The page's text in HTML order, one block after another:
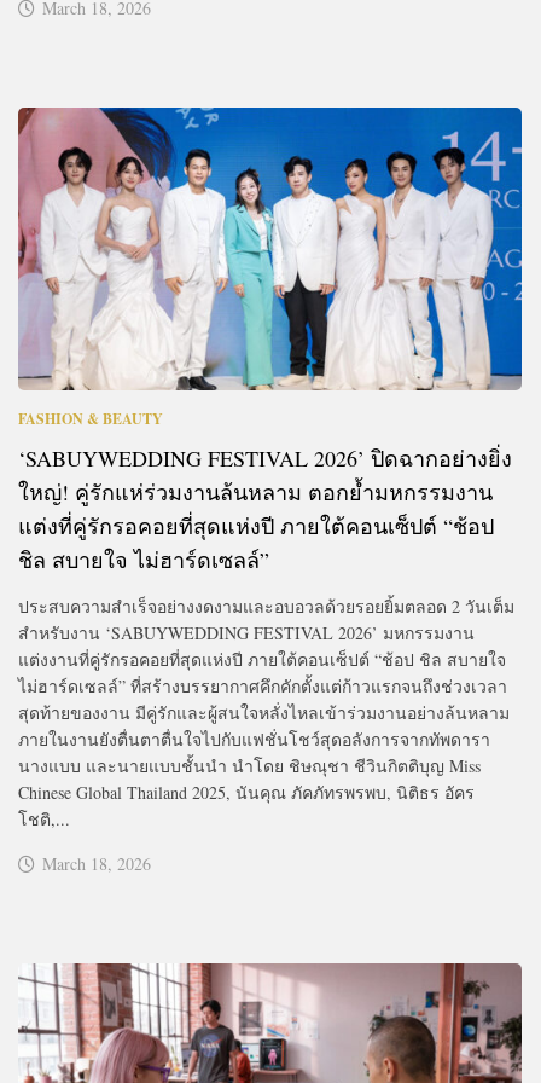
March 18, 2026
FASHION & BEAUTY
‘SABUYWEDDING FESTIVAL 2026’ ปิดฉากอย่างยิ่ง
ใหญ่! คู่รักแห่ร่วมงานล้นหลาม ตอกย้ำมหกรรมงาน
แต่งที่คู่รักรอคอยที่สุดแห่งปี ภายใต้คอนเซ็ปต์ “ช้อป
ชิล สบายใจ ไม่ฮาร์ดเซลล์”
ประสบความสำเร็จอย่างงดงามและอบอวลด้วยรอยยิ้มตลอด 2 วันเต็ม
สำหรับงาน ‘SABUYWEDDING FESTIVAL 2026’ มหกรรมงาน
แต่งงานที่คู่รักรอคอยที่สุดแห่งปี ภายใต้คอนเซ็ปต์ “ช้อป ชิล สบายใจ
ไม่ฮาร์ดเซลล์” ที่สร้างบรรยากาศคึกคักตั้งแต่ก้าวแรกจนถึงช่วงเวลา
สุดท้ายของงาน มีคู่รักและผู้สนใจหลั่งไหลเข้าร่วมงานอย่างล้นหลาม
ภายในงานยังตื่นตาตื่นใจไปกับแฟชั่นโชว์สุดอลังการจากทัพดารา
นางแบบ และนายแบบชั้นนำ นำโดย ชิษณุชา ชีวินกิตติบุญ Miss
Chinese Global Thailand 2025, นันคุณ ภัคภัทรพรพบ, นิติธร อัคร
โชติ,...
March 18, 2026